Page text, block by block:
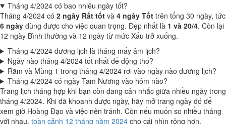
Tháng 4/2024 có bao nhiêu ngày tốt?
Tháng 4/2024 có 2 ngày Rất tốt và 4 ngày Tốt trên tổng 30 ngày, tức
6 ngày dùng được cho việc quan trọng. Đẹp nhất là 1 và 20/4. Còn lại
12 ngày Bình thường và 12 ngày từ mức Xấu trở xuống.
Tháng 4/2024 dương lịch là tháng mấy âm lịch?
Ngày nào tháng 4/2024 tốt nhất để động thổ?
Rằm và Mùng 1 trong tháng 4/2024 rơi vào ngày nào dương lịch?
Tháng 4/2024 có ngày Tam Nương vào hôm nào?
Trang lịch tháng hợp khi bạn còn đang cân nhắc giữa nhiều ngày trong
tháng 4/2024. Khi đã khoanh được ngày, hãy mở trang ngày đó để
xem giờ Hoàng Đạo và việc nên tránh. Còn nếu muốn so nhiều tháng
với nhau, toàn cảnh 12 tháng năm 2024 cho cái nhìn rộng hơn.